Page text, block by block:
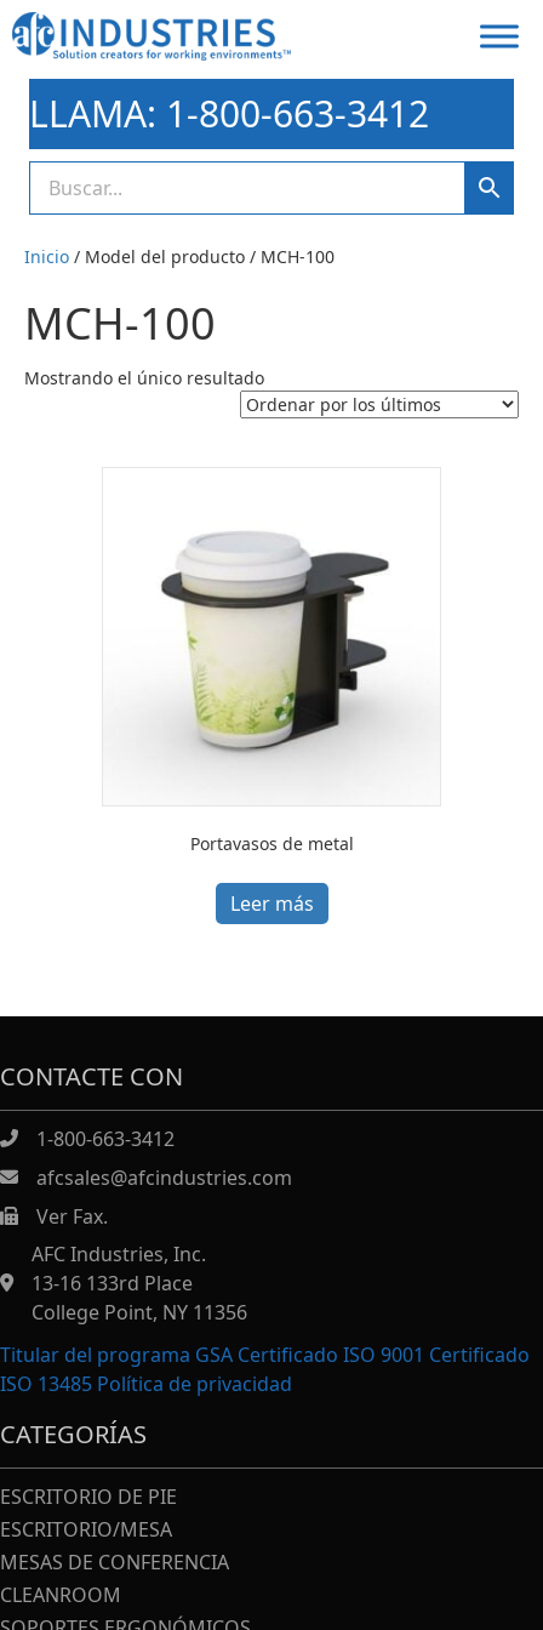
LLAMA: 1-800-663-3412
Inicio / Model del producto / MCH-100
MCH-100
Mostrando el único resultado
Portavasos de metal
Leer más
CONTACTE CON
1-800-663-3412
afcsales@afcindustries.com
https://afcindustries.com/contact/#:~:text=Fax
Ver Fax.
AFC Industries, Inc.
13-16 133rd Place
College Point, NY 11356
Titular del programa GSA Certificado ISO 9001 Certificado
ISO 13485 Política de privacidad
CATEGORÍAS
ESCRITORIO DE PIE
ESCRITORIO/MESA
MESAS DE CONFERENCIA
CLEANROOM